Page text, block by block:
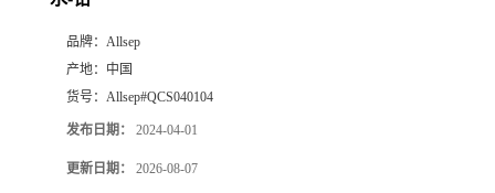
品牌： Allsep
产地： 中国
货号： Allsep#QCS040104
发布日期： 2024-04-01
更新日期： 2026-08-07